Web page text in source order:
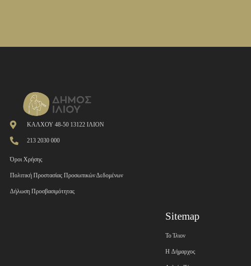
ΚΑΛΧΟΥ 48-50 13122 ΙΛΙΟΝ
213 2030 000
Όροι Χρήσης
Πολιτική Προστασίας Προσωπικών Δεδομένων
Δήλωση Προσβασιμότητας
Sitemap
Το Ίλιον
H Δήμαρχος